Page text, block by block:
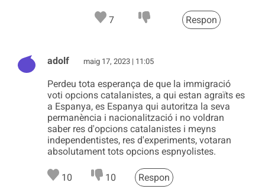
7 Respon
adolf maig 17, 2023 | 11:05
Perdeu tota esperança de que la immigració
voti opcions catalanistes, a qui estan agraïts es
a Espanya, es Espanya qui autoritza la seva
permanència i nacionalització i no voldran
saber res d'opcions catalanistes i meyns
independentistes, res d'experiments, votaran
absolutament tots opcions espnyolistes.
10 10 Respon